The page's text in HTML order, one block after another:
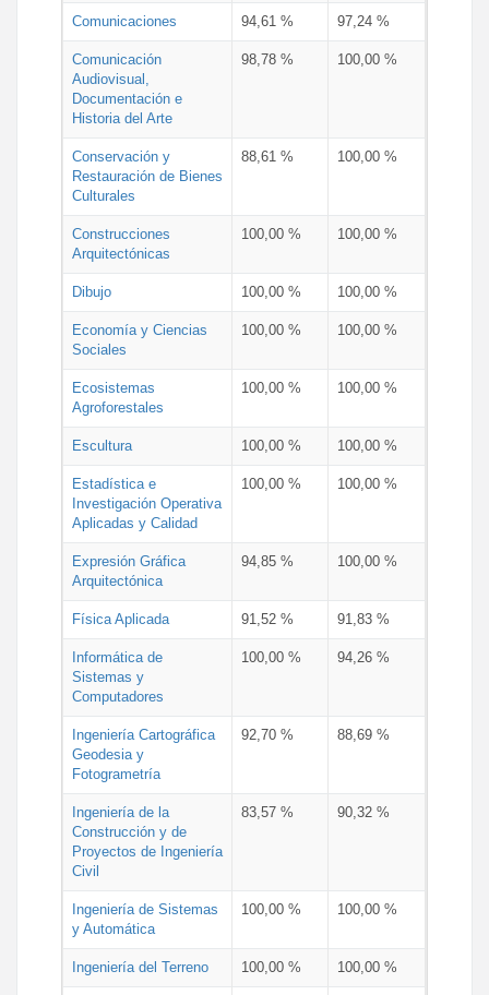
Comunicaciones 94,61 % 97,24 %
Comunicación
Audiovisual,
Documentación e
Historia del Arte
98,78 % 100,00 %
Conservación y
Restauración de Bienes
Culturales
88,61 % 100,00 %
Construcciones
Arquitectónicas
100,00 % 100,00 %
Dibujo 100,00 % 100,00 %
Economía y Ciencias
Sociales
100,00 % 100,00 %
Ecosistemas
Agroforestales
100,00 % 100,00 %
Escultura 100,00 % 100,00 %
Estadística e
Investigación Operativa
Aplicadas y Calidad
100,00 % 100,00 %
Expresión Gráfica
Arquitectónica
94,85 % 100,00 %
Física Aplicada 91,52 % 91,83 %
Informática de
Sistemas y
Computadores
100,00 % 94,26 %
Ingeniería Cartográfica
Geodesia y
Fotogrametría
92,70 % 88,69 %
Ingeniería de la
Construcción y de
Proyectos de Ingeniería
Civil
83,57 % 90,32 %
Ingeniería de Sistemas
y Automática
100,00 % 100,00 %
Ingeniería del Terreno 100,00 % 100,00 %